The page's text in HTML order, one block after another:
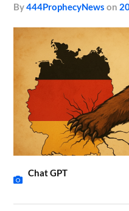
by444ProphecyNews on
Chat GPT